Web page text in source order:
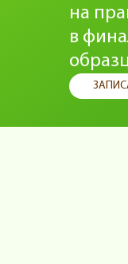
на
в